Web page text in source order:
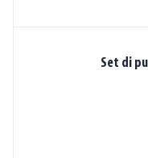
Set di